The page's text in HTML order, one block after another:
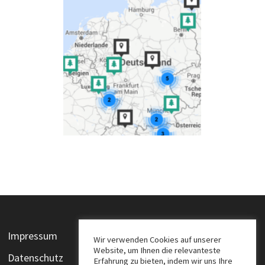
Impressum
Datenschutz
Wir verwenden Cookies auf unserer
Website, um Ihnen die relevanteste
Erfahrung zu bieten, indem wir uns Ihre